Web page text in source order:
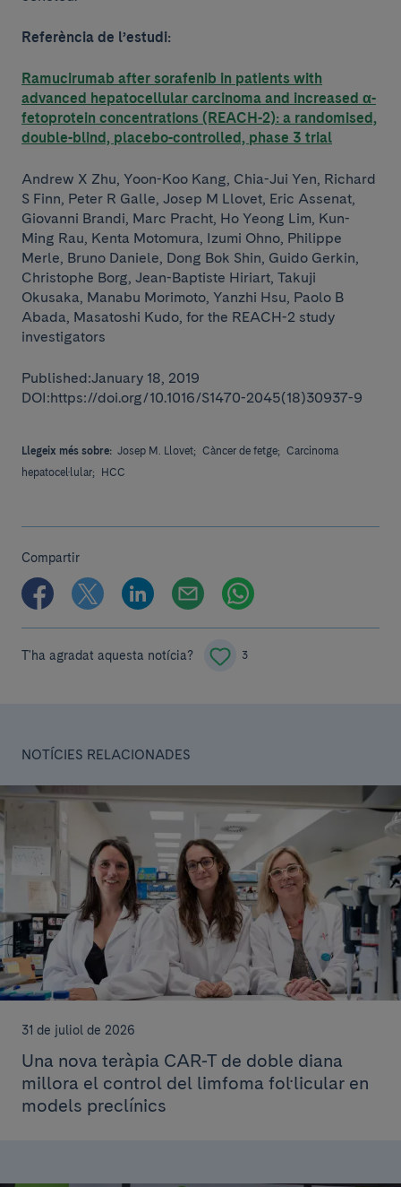
Referència de l’estudi:
Ramucirumab after sorafenib in patients with
advanced hepatocellular carcinoma and increased α-
fetoprotein concentrations (REACH-2): a randomised,
double-blind, placebo-controlled, phase 3 trial
Andrew X Zhu, Yoon-Koo Kang, Chia-Jui Yen, Richard
S Finn, Peter R Galle, Josep M Llovet, Eric Assenat,
Giovanni Brandi, Marc Pracht, Ho Yeong Lim, Kun-
Ming Rau, Kenta Motomura, Izumi Ohno, Philippe
Merle, Bruno Daniele, Dong Bok Shin, Guido Gerkin,
Christophe Borg, Jean-Baptiste Hiriart, Takuji
Okusaka, Manabu Morimoto, Yanzhi Hsu, Paolo B
Abada, Masatoshi Kudo, for the REACH-2 study
investigators
Published:January 18, 2019
DOI:https://doi.org/10.1016/S1470-2045(18)30937-9
Llegeix més sobre: Josep M. Llovet; Càncer de fetge; Carcinoma
hepatocel·lular;
HCC
Compartir
T'ha agradat aquesta notícia? 3
NOTÍCIES RELACIONADES
31 de juliol de 2026
Una nova teràpia CAR-T de doble diana
millora el control del limfoma fol·licular en
models preclínics